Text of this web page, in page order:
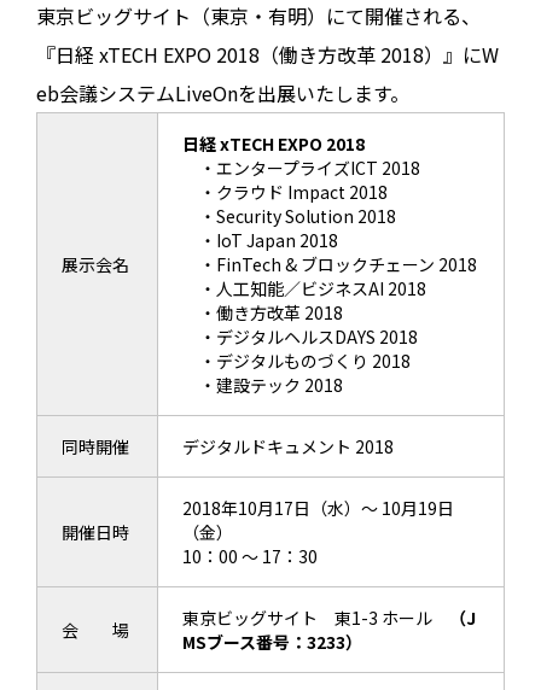
東京ビッグサイト（東京・有明）にて開催される、
『日経 xTECH EXPO 2018（働き方改革 2018）』にW
eb会議システムLiveOnを出展いたします。
展示会名
日経 xTECH EXPO 2018
・エンタープライズICT 2018
・クラウド Impact 2018
・Security Solution 2018
・IoT Japan 2018
・FinTech & ブロックチェーン 2018
・人工知能／ビジネスAI 2018
・働き方改革 2018
・デジタルヘルスDAYS 2018
・デジタルものづくり 2018
・建設テック 2018
同時開催 デジタルドキュメント 2018
開催日時
2018年10月17日（水）～ 10月19日
（金）
10：00 ～ 17：30
会 場 東京ビッグサイト 東1-3 ホール
（J
MSブース番号：3233）